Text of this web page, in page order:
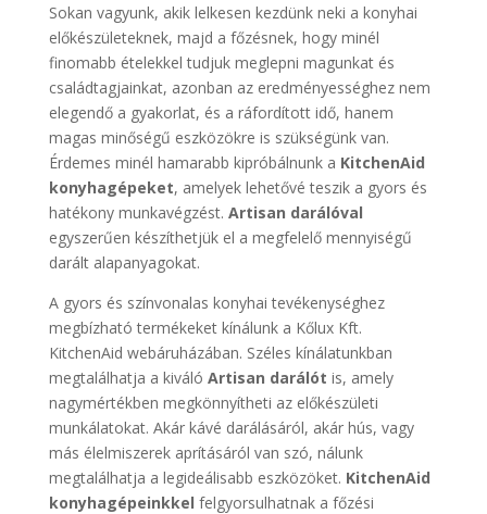
Sokan vagyunk, akik lelkesen kezdünk neki a konyhai
előkészületeknek, majd a főzésnek, hogy minél
finomabb ételekkel tudjuk meglepni magunkat és
családtagjainkat, azonban az eredményességhez nem
elegendő a gyakorlat, és a ráfordított idő, hanem
magas minőségű eszközökre is szükségünk van.
Érdemes minél hamarabb kipróbálnunk a KitchenAid
konyhagépeket, amelyek lehetővé teszik a gyors és
hatékony munkavégzést. Artisan darálóval
egyszerűen készíthetjük el a megfelelő mennyiségű
darált alapanyagokat.
A gyors és színvonalas konyhai tevékenységhez
megbízható termékeket kínálunk a Kőlux Kft.
KitchenAid webáruházában. Széles kínálatunkban
megtalálhatja a kiváló Artisan darálót is, amely
nagymértékben megkönnyítheti az előkészületi
munkálatokat. Akár kávé darálásáról, akár hús, vagy
más élelmiszerek aprításáról van szó, nálunk
megtalálhatja a legideálisabb eszközöket. KitchenAid
konyhagépeinkkel felgyorsulhatnak a főzési